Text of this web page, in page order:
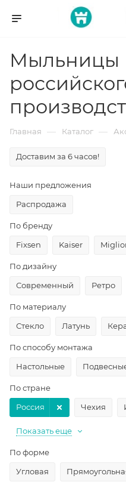
Мыльницы
Главная — Каталог —
Доставим за 6 часов!
Наши предложения
Распродажа
По бренду
Fixsen
Kaiser
По дизайну
Современный
Ретро
По материалу
Стекло
Латунь
По способу монтажа
Настольные
По стране
Россия
Чехия
Показать еще
По форме
Угловая